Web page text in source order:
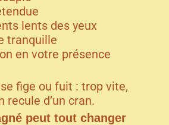
lents des yeux
tranquille
en votre présence
se fige ou fuit : trop vite,
recule d’un cran.
peut tout changer